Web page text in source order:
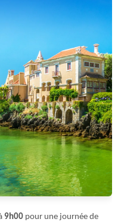
9h00 pour une journée de